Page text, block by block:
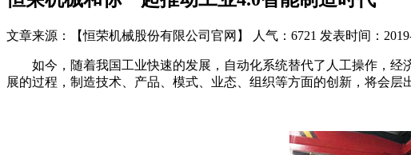
文章来源：【恒荣机械股份有限公司官网】 人气：6721 发表时间：
如今，随着我国工业快速的发展，自动化系统替代了人工操作，经
展的过程，制造技术、产品、模式、业态、组织等方面的创新，将会